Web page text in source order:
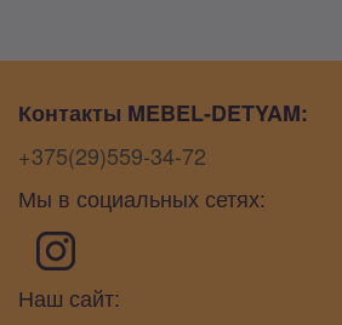
Контакты MEBEL-DETYAM:
+375(29)559-34-72
Мы в социальных сетях:
Наш сайт: